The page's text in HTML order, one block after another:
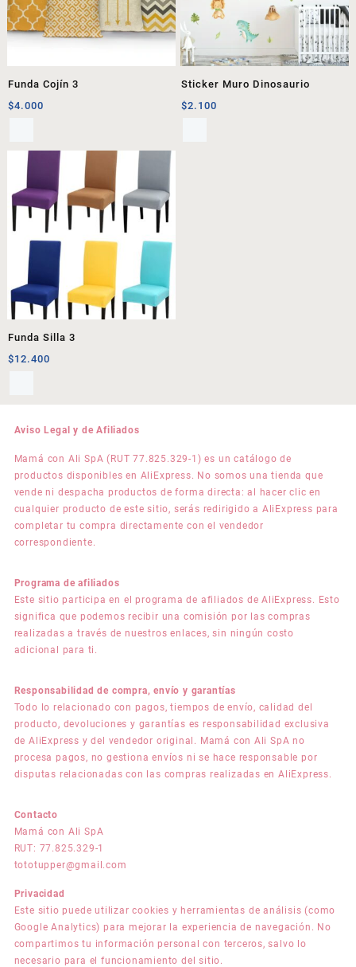
Funda Cojín 3
$4.000
Sticker Muro Dinosaurio
$2.100
Funda Silla 3
$12.400
Aviso Legal y de Afiliados
Mamá con Ali SpA (RUT 77.825.329-1) es un catálogo de
productos disponibles en AliExpress. No somos una tienda que
vende ni despacha productos de forma directa: al hacer clic en
cualquier producto de este sitio, serás redirigido a AliExpress para
completar tu compra directamente con el vendedor
correspondiente.
Programa de afiliados
Este sitio participa en el programa de afiliados de AliExpress. Esto
significa que podemos recibir una comisión por las compras
realizadas a través de nuestros enlaces, sin ningún costo
adicional para ti.
Responsabilidad de compra, envío y garantías
Todo lo relacionado con pagos, tiempos de envío, calidad del
producto, devoluciones y garantías es responsabilidad exclusiva
de AliExpress y del vendedor original. Mamá con Ali SpA no
procesa pagos, no gestiona envíos ni se hace responsable por
disputas relacionadas con las compras realizadas en AliExpress.
Contacto
Mamá con Ali SpA
RUT: 77.825.329-1
tototupper@gmail.com
Privacidad
Este sitio puede utilizar cookies y herramientas de análisis (como
Google Analytics) para mejorar la experiencia de navegación. No
compartimos tu información personal con terceros, salvo lo
necesario para el funcionamiento del sitio.